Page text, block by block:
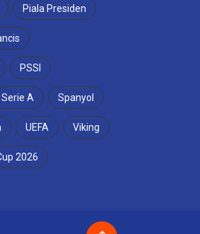
Piala Presiden
PSSI
Serie A Spanyol
UEFA Viking
2026